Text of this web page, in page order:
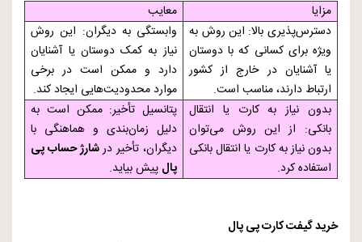
مزایا
معایب
دسترس‌پذیری بالا: این روش به
ویژه برای کسانی که با دوستان
یا آشنایان در خارج از کشور
ارتباط دارند، مناسب است.
وابستگی به دیگران: این روش
نیاز به کمک دوستان یا آشنایان
دارد و ممکن است در برخی
موارد محدودیت‌هایی ایجاد کند.
بدون نیاز به کارت یا انتقال
بانکی: از این روش می‌توان
بدون نیاز به کارت یا انتقال بانکی
استفاده کرد.
پتانسیل تأخیر: ممکن است به
دلیل زمان‌بندی و هماهنگی با
دیگران، تأخیر درشارژ حساب پی
پال پیش بیاید.
خرید گیفت کارت پی پال